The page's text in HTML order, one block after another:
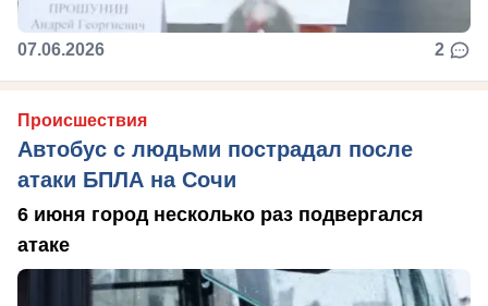
07.06.2026 2
Происшествия
Автобус с людьми пострадал после
атаки БПЛА на Сочи
6 июня город несколько раз подвергался
атаке